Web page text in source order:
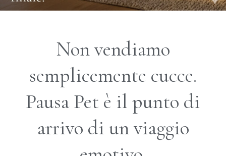
Non vendiamo
semplicemente cucce.
Pausa Pet è il punto di
arrivo di un viaggio